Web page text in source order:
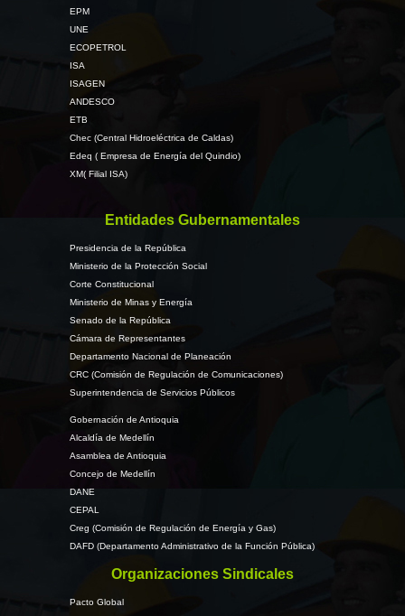
EPM
UNE
ECOPETROL
ISA
ISAGEN
ANDESCO
ETB
Chec (Central Hidroeléctrica de Caldas)
Edeq ( Empresa de Energía del Quindio)
XM( Filial ISA)
Entidades Gubernamentales
Presidencia de la República
Ministerio de la Protección Social
Corte Constitucional
Ministerio de Minas y Energía
Senado de la República
Cámara de Representantes
Departamento Nacional de Planeación
CRC (Comisión de Regulación de Comunicaciones)
Superintendencia de Servicios Públicos
Gobernación de Antioquia
Alcaldía de Medellín
Asamblea de Antioquia
Concejo de Medellín
DANE
CEPAL
Creg (Comisión de Regulación de Energía y Gas)
DAFD (Departamento Administrativo de la Función Pública)
Organizaciones Sindicales
Pacto Global